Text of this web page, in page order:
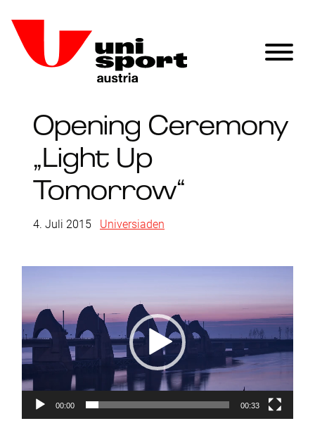
Opening Ceremony
„Light Up
Tomorrow“
4. Juli 2015 Universiaden
00:00 00:33